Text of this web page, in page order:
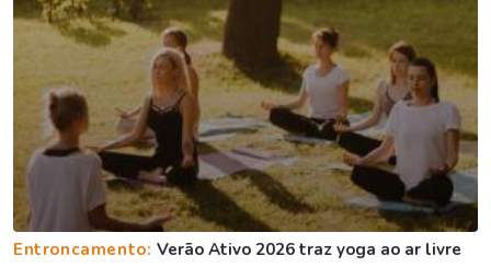
Entroncamento:Verão Ativo 2026 traz yoga ao ar livre